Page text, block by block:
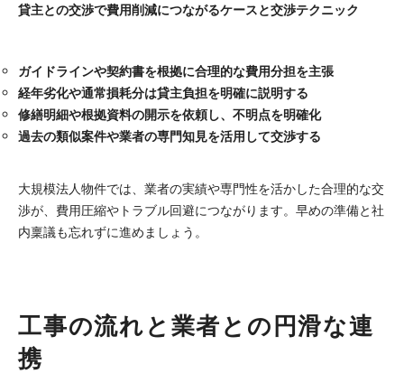
貸主との交渉で費用削減につながるケースと交渉テクニック
ガイドラインや契約書を根拠に合理的な費用分担を主張
経年劣化や通常損耗分は貸主負担を明確に説明する
修繕明細や根拠資料の開示を依頼し、不明点を明確化
過去の類似案件や業者の専門知見を活用して交渉する
大規模法人物件では、業者の実績や専門性を活かした合理的な交
渉が、費用圧縮やトラブル回避につながります。早めの準備と社
内稟議も忘れずに進めましょう。
工事の流れと業者との円滑な連
携